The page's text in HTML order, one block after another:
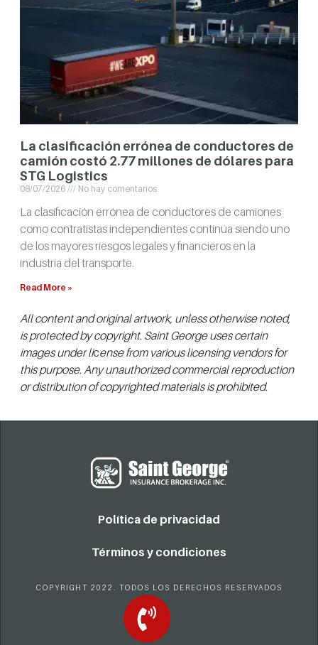
La clasificación errónea de conductores de
camión costó 2.77 millones de dólares para
STG Logistics
08/07/2026 No hay comentarios
La clasificación errónea de conductores de camiones
como contratistas independientes continúa siendo uno
de los mayores riesgos legales y financieros en la
industria del transporte.
Read More »
All content and original artwork, unless otherwise noted,
is protected by copyright. Saint George uses certain
images under license from various licensing vendors for
this purpose. Any unauthorized commercial reproduction
or distribution of copyrighted materials is prohibited.
Política de privacidad
Términos y condiciones
COPYRIGHT 2022. TODOS LOS DERECHOS RESERVADOS